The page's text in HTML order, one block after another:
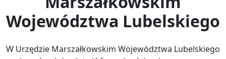
Województwa Lubelskiego
W Urzędzie Marszałkowskim Województwa Lubelskiego